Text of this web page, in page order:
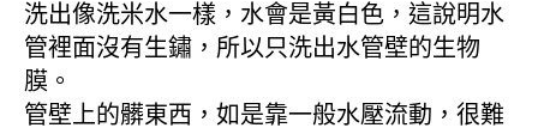
洗出像洗米水一樣，水會是黃白色，這說明水
管裡面沒有生鏽，所以只洗出水管壁的生物
膜。
管壁上的髒東西，如是靠一般水壓流動，很難